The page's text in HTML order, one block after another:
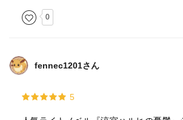
0
fennec1201さん
5